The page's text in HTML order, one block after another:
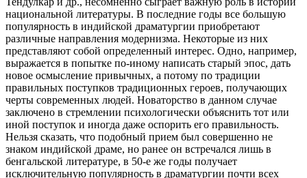
национальной литературы. В последние годы все большую
популярность в индийской драматургии приобретают
различные направления модернизма. Некоторые из них
представляют собой определенный интерес. Одно, например,
выражается в попытке по-иному написать старый эпос, дать
новое осмысление привычных, а потому по традиции
правильных поступков традиционных героев, получающих
черты современных людей. Новаторство в данном случае
заключено в стремлении психологически объяснить тот или
иной поступок и иногда даже оспорить его правильность.
Нельзя сказать, что подобный прием был совершенно не
знаком индийской драме, но ранее он встречался лишь в
бенгальской литературе, в 50-е же годы получает
исключительную популярность в драматургии почти всех